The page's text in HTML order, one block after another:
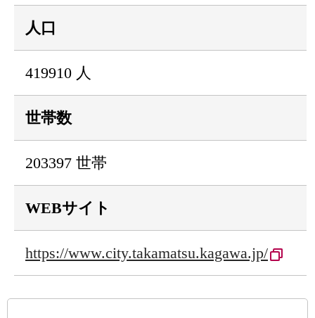
人口
419910 人
世帯数
203397 世帯
WEBサイト
https://www.city.takamatsu.kagawa.jp/